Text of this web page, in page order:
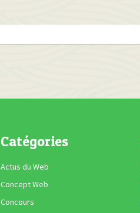
Catégories
Actus du Web
Concept Web
Concours